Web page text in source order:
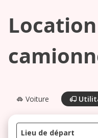
Location
Voiture
Lieu de départ
Commencez
recherche
proximité